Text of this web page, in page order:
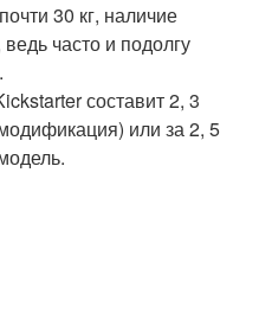
30 кг, наличие
часто и подолгу
составит 2, 3
или за 2, 5